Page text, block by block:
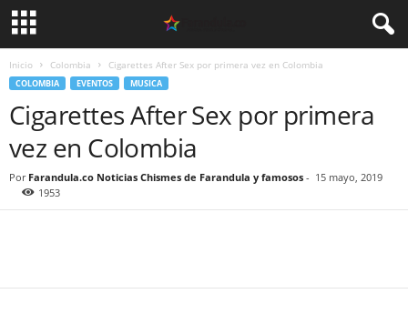
Inicio Colombia Cigarettes After Sex por primera vez en Colombia
COLOMBIA EVENTOS MUSICA
Cigarettes After Sex por primera
vez en Colombia
Por Farandula.co Noticias Chismes de Farandula y famosos - 15 mayo, 2019
1953